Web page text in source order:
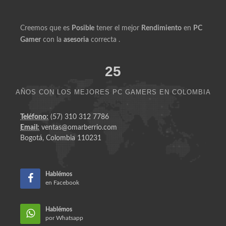
Creemos que es Posible tener el mejor Rendimiento en PC
Gamer con la asesoria correcta .
25
AÑOS CON LOS MEJORES PC GAMERS EN COLOMBIA
Teléfono: (57) 310 312 7786
Email: ventas@omarberrio.com
Bogotá, Colombia 110231
Hablémos
en Facebook
Hablémos
por Whatsapp